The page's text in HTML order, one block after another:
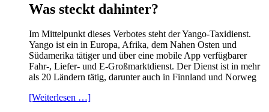
Was steckt dahinter?
Im Mittelpunkt dieses Verbotes steht der Yango-Taxidienst.
Yango ist ein in Europa, Afrika, dem Nahen Osten und
Südamerika tätiger und über eine mobile App verfügbarer
Fahr-, Liefer- und E-Großmarktdienst. Der Dienst ist in mehr
als 20 Ländern tätig, darunter auch in Finnland und Norweg
[Weiterlesen …]